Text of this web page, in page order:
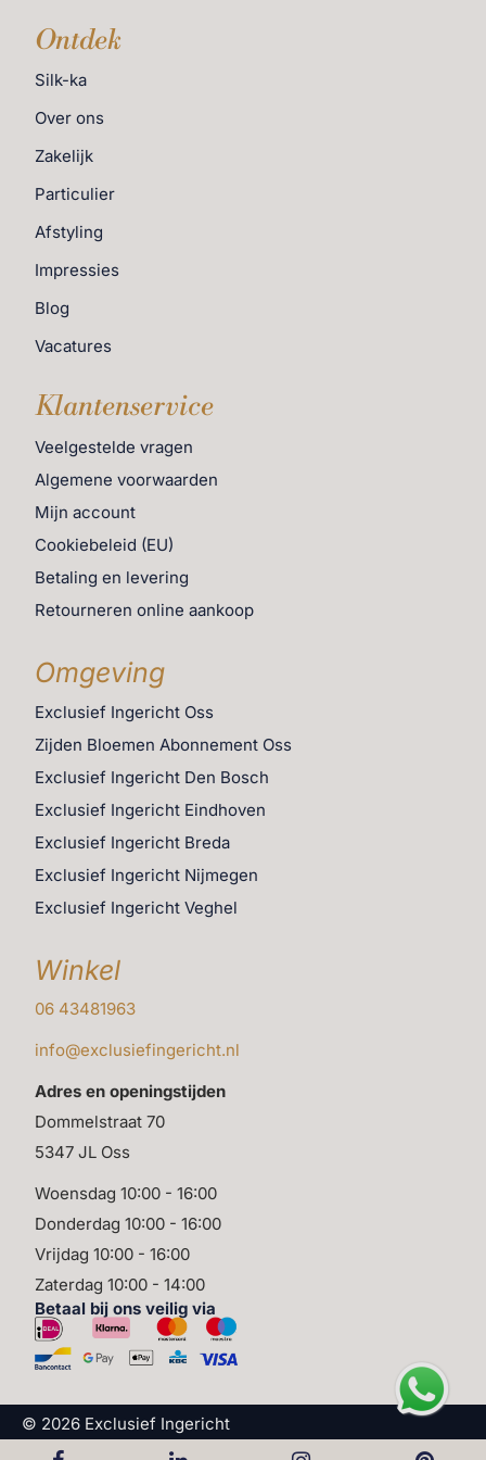
vraag hier niet tussen? Stuur dan een berichtje
Ontdek
Silk-ka
Over ons
Zakelijk
Particulier
Afstyling
Impressies
Blog
Vacatures
Klantenservice
Veelgestelde vragen
Algemene voorwaarden
Mijn account
Cookiebeleid (EU)
Betaling en levering
Retourneren online aankoop
Omgeving
Exclusief Ingericht Oss
Zijden Bloemen Abonnement Oss
Exclusief Ingericht Den Bosch
Exclusief Ingericht Eindhoven
Exclusief Ingericht Breda
Exclusief Ingericht Nijmegen
Exclusief Ingericht Veghel
Winkel
06 43481963
info@exclusiefingericht.nl
Adres en openingstijden
Dommelstraat 70
5347 JL Oss
Woensdag 10:00 - 16:00
Donderdag 10:00 - 16:00
Vrijdag 10:00 - 16:00
Zaterdag 10:00 - 14:00
Betaal bij ons veilig via
© 2026 Exclusief Ingericht